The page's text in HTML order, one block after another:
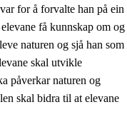
for å forvalte han på ein
få kunnskap om og
naturen og sjå han som
skal utvikle
påverkar naturen og
skal bidra til at elevane